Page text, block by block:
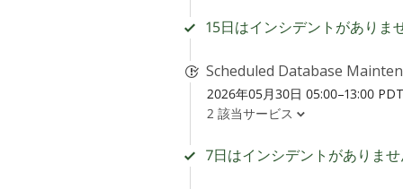
15日はインシデントがありま
Scheduled Database
2026年05月30日 05:00–13:00 PDT
2 該当サービス
7日はインシデントがありま